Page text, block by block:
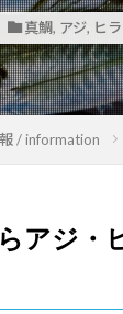
真鯛, アジ, ヒ
/ information
アジ・